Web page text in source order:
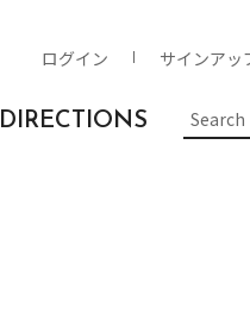
ログイン サインアッ
DIRECTIONS